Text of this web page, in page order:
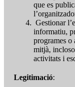
que es
Gestionar
informatiu,
programes o
mitjà,
activitats i
Legitimació: